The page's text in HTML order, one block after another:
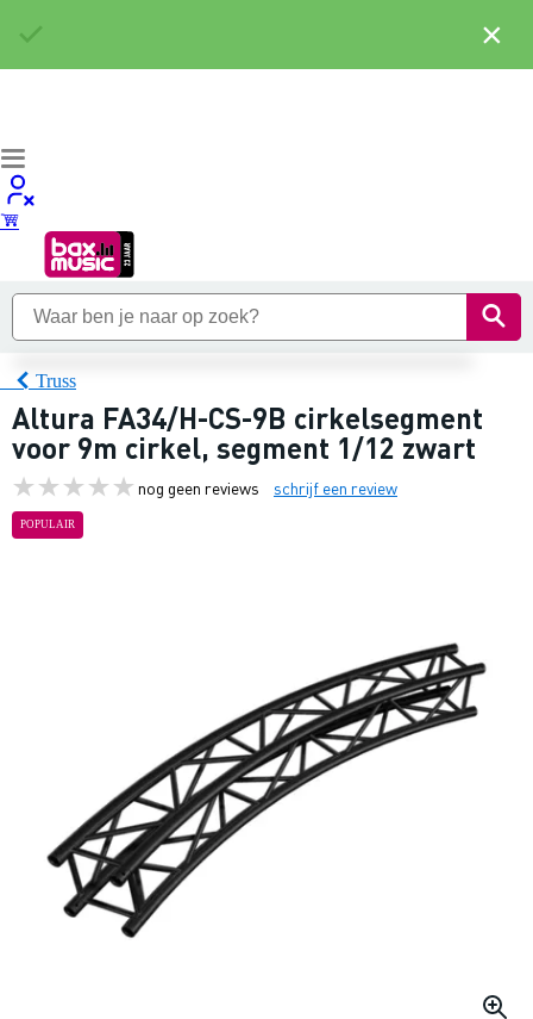
Truss
Altura FA34/H-CS-9B cirkelsegment
voor 9m cirkel, segment 1/12 zwart
nog geen reviews schrijf een review
POPULAIR
×